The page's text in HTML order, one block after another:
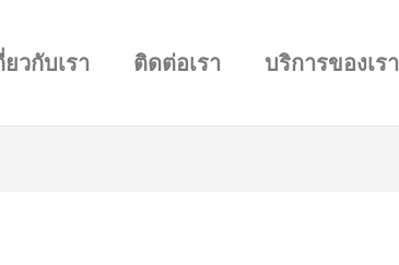
ยวกับเรา ติดต่อเรา บริการของเรา